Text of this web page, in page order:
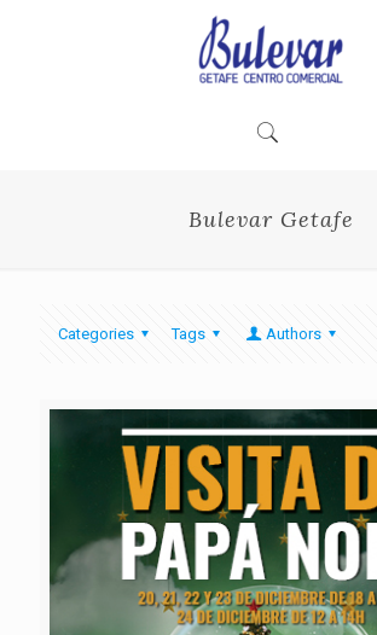
Bulevar Getafe
Categories Tags Authors